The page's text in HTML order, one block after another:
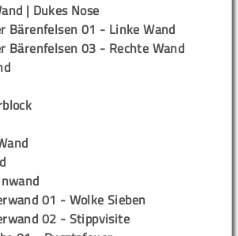
| Dukes Nose
Bärenfelsen 01 - Linke Wand
Bärenfelsen 03 - Rechte Wand
01 - Wolke Sieben
02 - Stippvisite